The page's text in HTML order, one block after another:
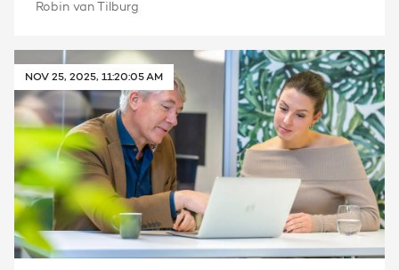
Robin van Tilburg
NOV 25, 2025, 11:20:05 AM